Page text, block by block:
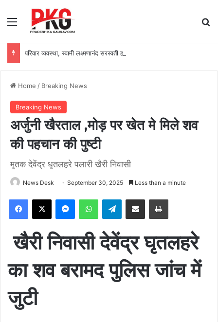
Menu
Home / Breaking News
Breaking News
अर्जुनी खैरताल ,मोड़ पर खेत मे मिले शव
की पहचान की पुष्टी
मृतक देवेंद्र धृतलहरे पलारी खैरी निवासी
News Desk September 30, 2025 Less than a minute
Facebook
X MessengerWhatsAppTelegramShare via Email Print
खैरी निवासी देवेंद्र घृतलहरे
का शव बरामद पुलिस जांच में
जुटी